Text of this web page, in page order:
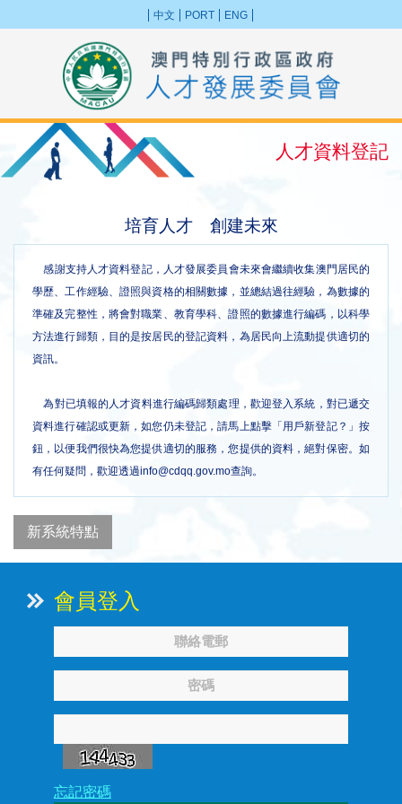
中文 PORT ENG
人才資料登記
培育人才 創建未來
感謝支持人才資料登記，人才發展委員會未來會繼續收集澳門居民的
學歷、工作經驗、證照與資格的相關數據，並總結過往經驗，為數據的
準確及完整性，將會對職業、教育學科、證照的數據進行編碼，以科學
方法進行歸類，目的是按居民的登記資料，為居民向上流動提供適切的
資訊。
為對已填報的人才資料進行編碼歸類處理，歡迎登入系統，對已遞交
資料進行確認或更新，如您仍未登記，請馬上點擊「用戶新登記？」按
鈕，以便我們很快為您提供適切的服務，您提供的資料，絕對保密。如
有任何疑問，歡迎透過info@cdqq.gov.mo查詢。
新系統特點
會員登入
忘記密碼